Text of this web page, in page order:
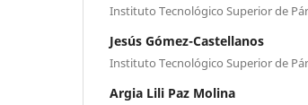
Instituto Tecnológico Superior de
Jesús Gómez-Castellanos
Instituto Tecnológico Superior de
Argia Lili Paz Molina